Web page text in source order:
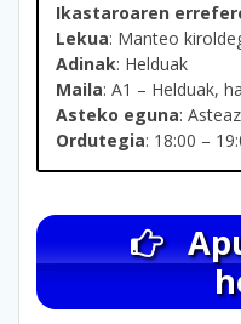
Ikastaroaren
Lekua: Manteo
Adinak: Helduak
Maila: A1 – Helduak,
Asteko eguna:
Ordutegia: 18:00 –